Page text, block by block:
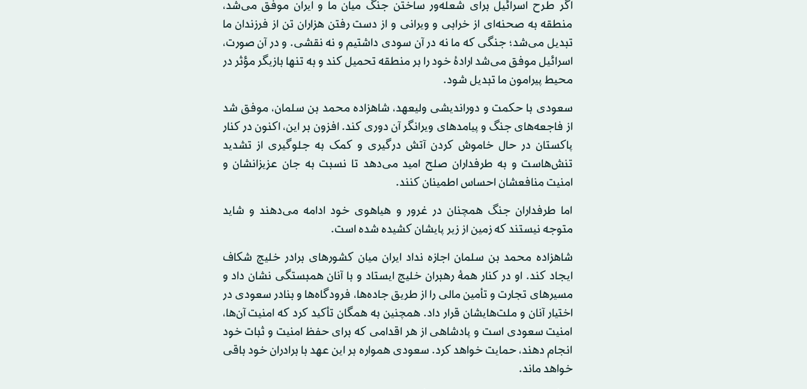
اگر طرح اسرائیل برای شعله‌ور ساختن جنگ میان ما و ایران موفق می‌شد،
منطقه به صحنه‌ای از خرابی و ویرانی و از دست رفتن هزاران تن از فرزندان ما
تبدیل می‌شد؛ جنگی که ما نه در آن سودی داشتیم و نه نقشی. و در آن صورت،
اسرائیل موفق می‌شد ارادهٔ خود را بر منطقه تحمیل کند و به تنها بازیگر مؤثر در
محیط پیرامون ما تبدیل شود.
سعودی با حکمت و دوراندیشی ولیعهد، شاهزاده محمد بن سلمان، موفق شد
از فاجعه‌های جنگ و پیامدهای ویرانگر آن دوری کند. افزون بر این، اکنون در کنار
پاکستان در حال خاموش کردن آتش درگیری و کمک به جلوگیری از تشدید
تنش‌هاست و به طرفداران صلح امید می‌دهد تا نسبت به جان عزیزانشان و
امنیت منافعشان احساس اطمینان کنند.
اما طرفداران جنگ همچنان در غرور و هیاهوی خود ادامه می‌دهند و شاید
متوجه نیستند که زمین از زیر پایشان کشیده شده است.
شاهزاده محمد بن سلمان اجازه نداد ایران میان کشورهای برادر خلیج شکاف
ایجاد کند. او در کنار همهٔ رهبران خلیج ایستاد و با آنان همبستگی نشان داد و
مسیرهای تجارت و تأمین مالی را از طریق جاده‌ها، فرودگاه‌ها و بنادر سعودی در
اختیار آنان و ملت‌هایشان قرار داد. همچنین به همگان تأکید کرد که امنیت آن‌ها،
امنیت سعودی است و پادشاهی از هر اقدامی که برای حفظ امنیت و ثبات خود
انجام دهند، حمایت خواهد کرد. سعودی همواره بر این عهد با برادران خود باقی
خواهد ماند.